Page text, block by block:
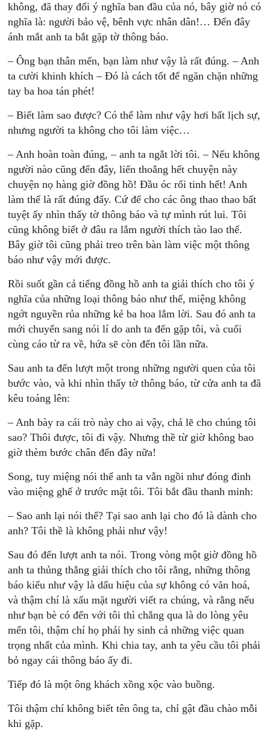
không, đã thay đổi ý nghĩa ban đầu của nó, bây giờ nó có
nghĩa là: người bảo vệ, bênh vực nhân dân!… Đến đây
ánh mắt anh ta bắt gặp tờ thông báo.
– Ông bạn thân mến, bạn làm như vậy là rất đúng. – Anh
ta cười khinh khích – Đó là cách tốt để ngăn chặn những
tay ba hoa tán phét!
– Biết làm sao được? Có thể làm như vậy hơi bất lịch sự,
nhưng người ta không cho tôi làm việc…
– Anh hoàn toàn đúng, – anh ta ngắt lời tôi. – Nếu không
người nào cũng đến đây, liến thoắng hết chuyện này
chuyện nọ hàng giờ đồng hồ! Đầu óc rối tinh hết! Anh
làm thế là rất đúng đấy. Cứ để cho các ông thao thao bất
tuyệt ấy nhìn thấy tờ thông báo và tự mình rút lui. Tôi
cũng không biết ở đâu ra lắm người thích tào lao thế.
Bây giờ tôi cũng phải treo trên bàn làm việc một thông
báo như vậy mới được.
Rồi suốt gần cả tiếng đồng hồ anh ta giải thích cho tôi ý
nghĩa của những loại thông báo như thế, miệng không
ngớt nguyền rủa những kẻ ba hoa lắm lời. Sau đó anh ta
mới chuyển sang nói lí do anh ta đến gặp tôi, và cuối
cùng cáo từ ra về, hứa sẽ còn đến tôi lần nữa.
Sau anh ta đến lượt một trong những người quen của tôi
bước vào, và khi nhìn thấy tờ thông báo, từ cửa anh ta đã
kêu toáng lên:
– Anh bày ra cái trò này cho ai vậy, chả lẽ cho chúng tôi
sao? Thôi được, tôi đi vậy. Nhưng thề từ giờ không bao
giờ thèm bước chân đến đây nữa!
Song, tuy miệng nói thế anh ta vẫn ngồi như đóng đinh
vào miệng ghế ở trước mặt tôi. Tôi bắt đầu thanh minh:
– Sao anh lại nói thế? Tại sao anh lại cho đó là dành cho
anh? Tôi thề là không phải như vậy!
Sau đó đến lượt anh ta nói. Trong vòng một giờ đồng hồ
anh ta thủng thẳng giải thích cho tôi rằng, những thông
báo kiểu như vậy là dấu hiệu của sự không có văn hoá,
và thậm chí là xấu mặt người viết ra chúng, và rằng nếu
như bạn bè có đến với tôi thì chẳng qua là do lòng yêu
mến tôi, thậm chí họ phải hy sinh cả những việc quan
trọng nhất của mình. Khi chia tay, anh ta yêu cầu tôi phải
bỏ ngay cái thông báo ấy đi.
Tiếp đó là một ông khách xồng xộc vào buồng.
Tôi thậm chí không biết tên ông ta, chỉ gật đầu chào mỗi
khi gặp.